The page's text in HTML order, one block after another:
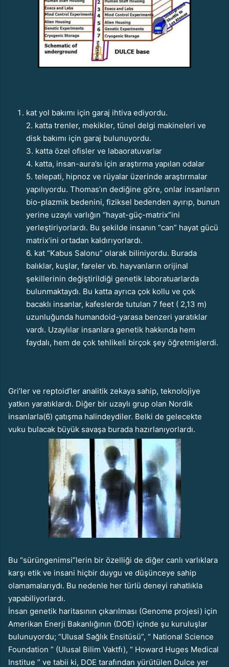
kat yol bakımı için garaj ihtiva ediyordu.
2. katta trenler, mekikler, tünel delgi makineleri ve
disk bakımı için garaj bulunuyordu.
3. katta özel ofisler ve labaoratuvarlar
4. katta, insan-aura’sı için araştırma yapılan odalar
5. telepati, hipnoz ve rüyalar üzerinde araştırmalar
yapılıyordu. Thomas’ın dediğine göre, onlar insanların
bio-plazmik bedenini, fiziksel bedenden ayırıp, bunun
yerine uzaylı varlığın “hayat-güç-matrix”ini
yerleştiriyorlardı. Bu şekilde insanın “can” hayat gücü
matrix’ini ortadan kaldırıyorlardı.
6. kat “Kabus Salonu” olarak biliniyordu. Burada
balıklar, kuşlar, fareler vb. hayvanların orijinal
şekillerinin değiştirildiği genetik laboratuarlarda
bulunmaktaydı. Bu katta ayrıca çok kollu ve çok
bacaklı insanlar, kafeslerde tutulan 7 feet ( 2,13 m)
uzunluğunda humandoid-yarasa benzeri yaratıklar
vardı. Uzaylılar insanlara genetik hakkında hem
faydalı, hem de çok tehlikeli birçok şey öğretmişlerdi.
Gri’ler ve reptoid’ler analitik zekaya sahip, teknolojiye
yatkın yaratıklardı. Diğer bir uzaylı grup olan Nordik
insanlarla(6) çatışma halindeydiler. Belki de gelecekte
vuku bulacak büyük savaşa burada hazırlanıyorlardı.
Bu “sürüngenimsi”lerin bir özelliği de diğer canlı varlıklara
karşı etik ve insani hiçbir duygu ve düşünceye sahip
olamamalarıydı. Bu nedenle her türlü deneyi rahatlıkla
yapabiliyorlardı.
İnsan genetik haritasının çıkarılması (Genome projesi) için
Amerikan Enerji Bakanlığının (DOE) içinde şu kuruluşlar
bulunuyordu; “Ulusal Sağlık Ensitüsü”, “ National Science
Foundation ” (Ulusal Bilim Vaktfı), “ Howard Huges Medical
Institue ” ve tabii ki, DOE tarafından yürütülen Dulce yer